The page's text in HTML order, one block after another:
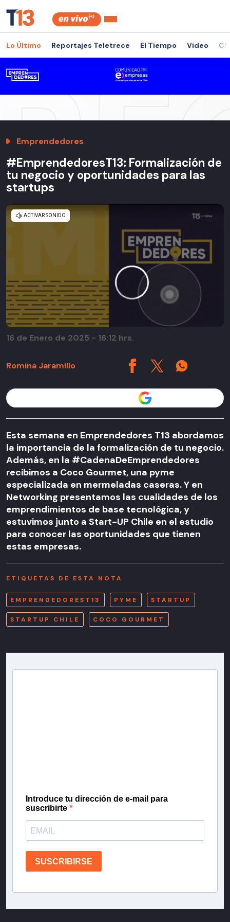
Lo Último Reportajes Teletrece El Tiempo Video
Emprendedores
#EmprendedoresT13: Formalización de
tu negocio y oportunidades para las
startups
Romina Jaramillo
16 de Enero de 2025 - 16:12 hrs.
Esta semana en Emprendedores T13 abordamos
la importancia de la formalización de tu negocio.
Además, en la #CadenaDeEmprendedores
recibimos a Coco Gourmet, una pyme
especializada en mermeladas caseras. Y en
Networking presentamos las cualidades de los
emprendimientos de base tecnológica, y
estuvimos junto a Start-UP Chile en el estudio
para conocer las oportunidades que tienen
estas empresas.
ETIQUETAS DE ESTA NOTA
EMPRENDEDOREST13 PYME STARTUP
STARTUP CHILE COCO GOURMET
Introduce tu dirección de e-mail para
suscribirte
SUSCRIBIRSE